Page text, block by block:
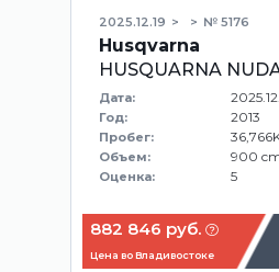
2025.12.19 № 5176
Husqvarna
HUSQUARNA
Дата:
Год: 2013
Пробег:
Объем: 900
Оценка: 5
882 846 руб.
Цена во Владивостоке